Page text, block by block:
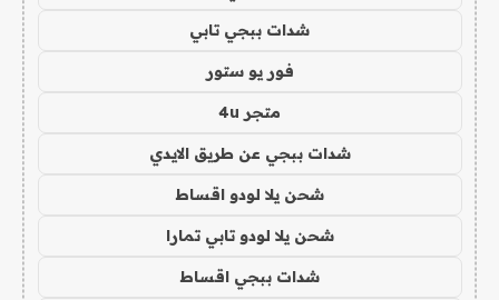
شدات ببجي تابي
فور يو ستور
متجر 4u
شدات ببجي عن طريق الايدي
شحن يلا لودو اقساط
شحن يلا لودو تابي تمارا
شدات ببجي اقساط